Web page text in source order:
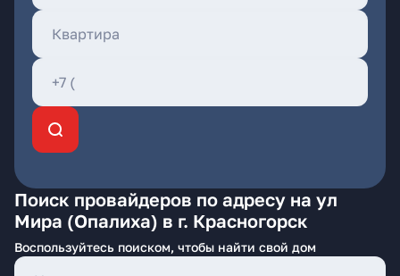
Поиск провайдеров по адресу на ул
Мира (Опалиха) в г. Красногорск
Воспользуйтесь поиском, чтобы найти свой дом